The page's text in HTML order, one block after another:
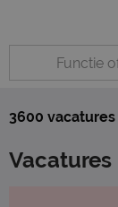
3600 vacatures
Vacatures